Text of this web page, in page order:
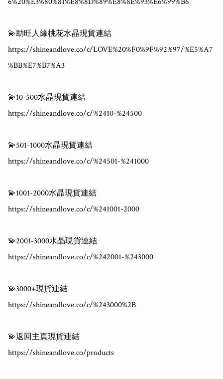
💫助旺人緣桃花水晶現貨連結
https://shineandlove.co/c/LOVE%20%F0%9F%92%97/%E5%A7
%BB%E7%B7%A3
💫10-500水晶現貨連結
https://shineandlove.co/c/%2410-%24500
💫501-1000水晶現貨連結
https://shineandlove.co/c/%24501-%241000
💫1001-2000水晶現貨連結
https://shineandlove.co/c/%241001-2000
💫2001-3000水晶現貨連結
https://shineandlove.co/c/%242001-%243000
💫3000+現貨連結
https://shineandlove.co/c/%243000%2B
💫返回主頁現貨連結
https://shineandlove.co/products